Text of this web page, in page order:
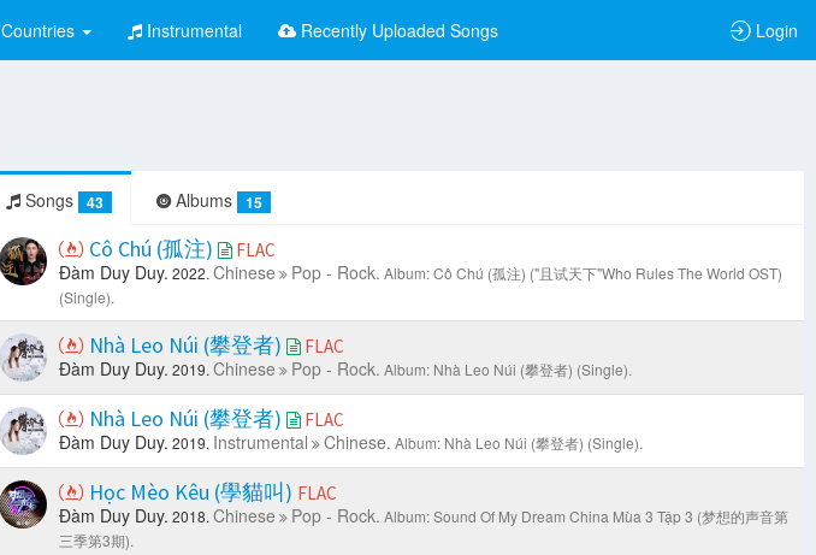
Countries Instrumental Recently Uploaded Songs Login
Songs 43 Albums 15
Cô Chú (孤注) FLAC
Đàm Duy Duy. 2022. Chinese Pop - Rock. Album: Cô Chú (孤注) ("且试天下"Who Rules The World OST)
(Single).
Nhà Leo Núi (攀登者) FLAC
Đàm Duy Duy. 2019. Chinese Pop - Rock. Album: Nhà Leo Núi (攀登者) (Single).
Nhà Leo Núi (攀登者) FLAC
Đàm Duy Duy. 2019. Instrumental Chinese. Album: Nhà Leo Núi (攀登者) (Single).
Học Mèo Kêu (學貓叫) FLAC
Đàm Duy Duy. 2018. Chinese Pop - Rock. Album: Sound Of My Dream China Mùa 3 Tập 3 (梦想的声音第
三季第3期).